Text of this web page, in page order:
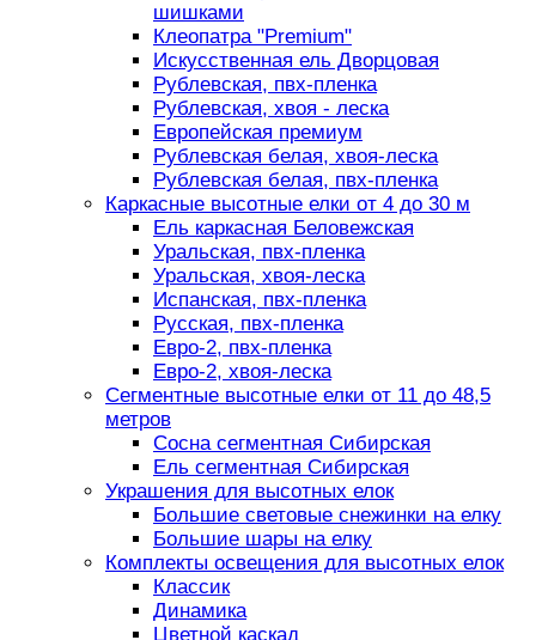
шишками
Клеопатра "Premium"
Искусственная ель Дворцовая
Рублевская, пвх-пленка
Рублевская, хвоя - леска
Европейская премиум
Рублевская белая, хвоя-леска
Рублевская белая, пвх-пленка
Каркасные высотные елки от 4 до 30 м
Ель каркасная Беловежская
Уральская, пвх-пленка
Уральская, хвоя-леска
Испанская, пвх-пленка
Русская, пвх-пленка
Евро-2, пвх-пленка
Евро-2, хвоя-леска
Сегментные высотные елки от 11 до 48,5
метров
Сосна сегментная Сибирская
Ель сегментная Сибирская
Украшения для высотных елок
Большие световые снежинки на елку
Большие шары на елку
Комплекты освещения для высотных елок
Классик
Динамика
Цветной каскад